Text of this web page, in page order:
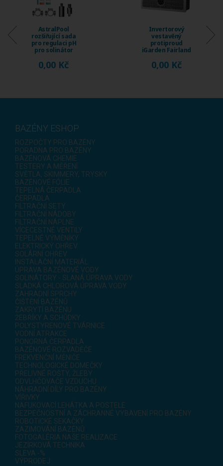
Invertorový
vestavěný
protiproud
iGarden Fairland
0,00 Kč
Invertorový
vestavěný
protiproud
iGarden Fairland
0,00 Kč
BAZÉNY ESHOP
ROZPOČTY PRO BAZÉNY
PORADNA PRO BAZÉNY
BAZÉNOVÁ CHEMIE
TESTERY A MĚŘENÍ
SVĚTLA, SKIMMERY, TRYSKY
BAZÉNOVÉ FÓLIE
TEPELNÁ ČERPADLA
ČERPADLA
FILTRAČNÍ SETY
FILTRAČNÍ NÁDOBY
FILTRAČNÍ NÁPLNE
VÍCECESTNÉ VENTILY
TEPELNÉ VÝMĚNÍKY
ELEKTRICKÝ OHŘEV
SOLÁRNÍ OHŘEV
INSTALAČNÍ MATERIÁL
ÚPRAVA BAZÉNOVÉ VODY
SOLINÁTORY - SLANÁ ÚPRAVA VODY
SLADKÁ CHLOROVÁ ÚPRAVA VODY
ZAHRADNÍ SPRCHY
ČIŠTĚNÍ BAZÉNŮ
ZAKRYTÍ BAZÉNU
ŽEBŘÍKY A SCHŮDKY
POLYSTYRENOVÉ TVÁRNICE
VODNÍ ATRAKCE
PONORNÁ ČERPADLA
BAZÉNOVÉ ROZVADĚČE
FREKVENČNÍ MĚNIČE
TECHNOLOGICKÉ DOMEČKY
PŘELIVNÉ ROŠTY, ŽLEBY
ODVLHČOVAČE VZDUCHU
NÁHRADNÍ DÍLY PRO BAZÉNY
VÍŘIVKY
NAFUKOVACÍ LEHÁTKA A POSTELE
BEZPEČNOSTNÍ A ZÁCHRANNÉ VYBAVENÍ PRO BAZÉNY
ROBOTICKÉ SEKAČKY
ZAZIMOVÁNÍ BAZÉNŮ
FOTOGALÉRIA NAŠE REALIZACE
JEZÍRKOVÁ TECHNIKA
SLEVA -%
VÝPRODEJ